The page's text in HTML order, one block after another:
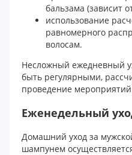
бальзама (зависит
использование
равномерного
волосам.
Несложный ежедневный
быть регулярными,
проведение
Еженедельный
Домашний уход за
шампунем